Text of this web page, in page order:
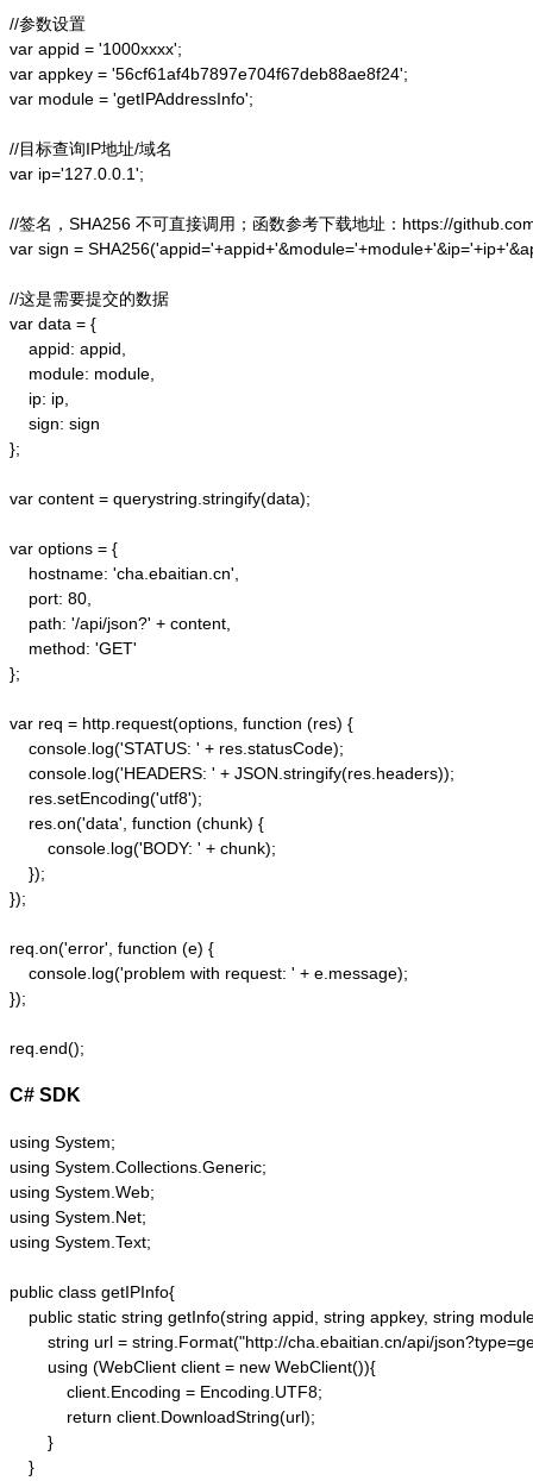
//参数设置
var appid = '1000xxxx';
var appkey = '56cf61af4b7897e704f67deb88ae8f24';
var module = 'getIPAddressInfo';
//目标查询IP地址/域名
var ip='127.0.0.1';
//签名，SHA256 不可直接调用；函数参考下载地址：https://
var sign =
//这是需要提交的数据
var data = {
    appid: appid,
    module: module,
    ip: ip,
    sign: sign
};
var content = querystring.stringify(data);
var options = {
    hostname: 'cha.ebaitian.cn',
    port: 80,
    path: '/api/json?' + content,
    method: 'GET'
};
var req = http.request(options, function (res) {
    console.log('STATUS: ' + res.statusCode);
    console.log('HEADERS: ' + JSON.stringify(res.headers));
    res.setEncoding('utf8');
    res.on('data', function (chunk) {
        console.log('BODY: ' + chunk);
    });
});
req.on('error', function (e) {
    console.log('problem with request: ' + e.message);
});
C# SDK
using System;
using System.Collections.Generic;
using System.Web;
using System.Net;
using System.Text;
public class getIPInfo{
public static string getInfo(string appid, string appkey, string
string url = string.Format("http://cha.ebaitian.cn/api/
        using (WebClient client = new WebClient()){
            client.Encoding = Encoding.UTF8;
            return client.DownloadString(url);
        }
    }